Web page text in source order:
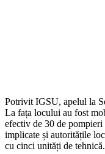
Potrivit IGSU, apelul la
La fața locului au fost
efectiv de 30 de
implicate și autoritățile
cu cinci unități de tehnică.